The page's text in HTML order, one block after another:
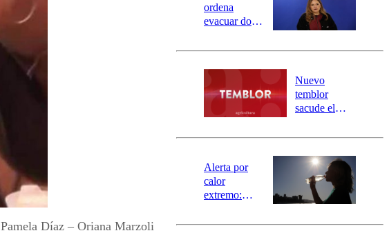
Pamela Díaz – Oriana Marzoli
ordena
evacuar dos
Carahue por
río Damas:
activa
mensajería
SAE
Nuevo
temblor
sacude el
revisa la
epicentro
Alerta por
calor
extremo:
activa Alerta